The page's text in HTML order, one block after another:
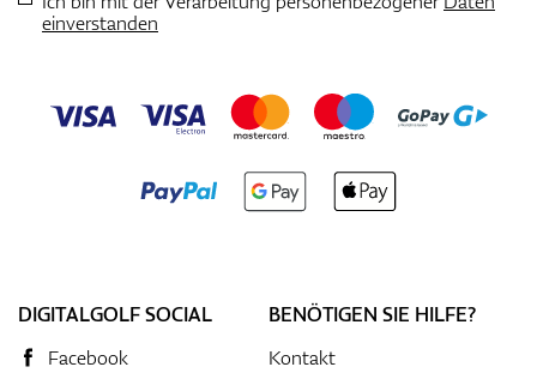
einverstanden
DIGITALGOLF SOCIAL
Facebook
BENÖTIGEN SIE HILFE?
Kontakt